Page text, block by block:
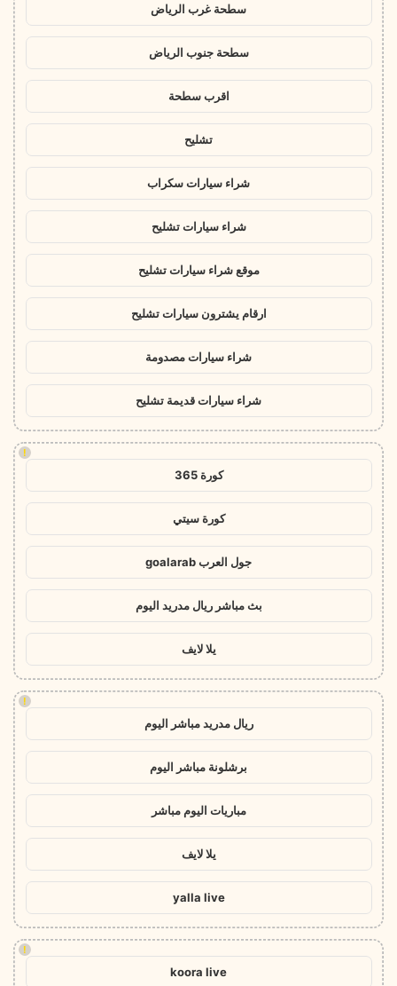
سطحة غرب الرياض
سطحة جنوب الرياض
اقرب سطحة
تشليح
شراء سيارات سكراب
شراء سيارات تشليح
موقع شراء سيارات تشليح
ارقام يشترون سيارات تشليح
شراء سيارات مصدومة
شراء سيارات قديمة تشليح
!
كورة 365
كورة سيتي
جول العرب goalarab
بث مباشر ريال مدريد اليوم
يلا لايف
!
ريال مدريد مباشر اليوم
برشلونة مباشر اليوم
مباريات اليوم مباشر
يلا لايف
yalla live
!
koora live